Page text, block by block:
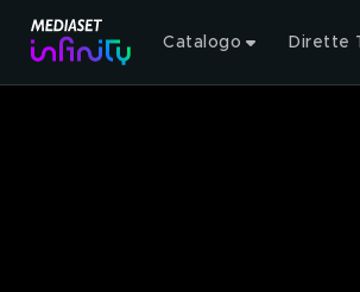
Catalogo Dirette